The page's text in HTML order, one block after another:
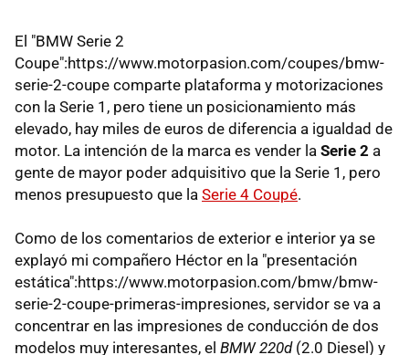
El "BMW Serie 2
Coupe":https://www.motorpasion.com/coupes/bmw-
serie-2-coupe comparte plataforma y motorizaciones
con la Serie 1, pero tiene un posicionamiento más
elevado, hay miles de euros de diferencia a igualdad de
motor. La intención de la marca es vender la Serie 2 a
gente de mayor poder adquisitivo que la Serie 1, pero
menos presupuesto que la Serie 4 Coupé.
Como de los comentarios de exterior e interior ya se
explayó mi compañero Héctor en la "presentación
estática":https://www.motorpasion.com/bmw/bmw-
serie-2-coupe-primeras-impresiones, servidor se va a
concentrar en las impresiones de conducción de dos
modelos muy interesantes, el BMW 220d(2.0 Diesel) y